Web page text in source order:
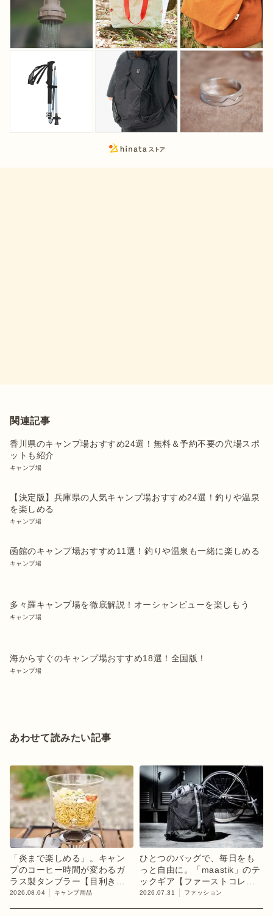
関連記事
香川県のキャンプ場おすすめ24選！無料＆予約不要の穴場スポ
ットも紹介
キャンプ場
【決定版】兵庫県の人気キャンプ場おすすめ24選！釣りや温泉
を楽しめる
キャンプ場
函館のキャンプ場おすすめ11選！釣りや温泉も一緒に楽しめる
キャンプ場
多々羅キャンプ場を徹底解説！オーシャンビューを楽しもう
キャンプ場
海からすぐのキャンプ場おすすめ18選！全国版！
キャンプ場
あわせて読みたい記事
「炎まで楽しめる」。キャン
プのコーヒー時間が変わるガ
ラス製タンブラー【目利きの
キャンプギア】
2026.08.04 キャンプ用品
ひとつのバッグで、毎日をも
っと自由に。「maastik」のテ
ックギア【ファーストコレク
ション「chapter 1」】
2026.07.31 ファッション